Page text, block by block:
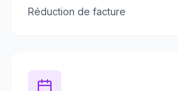
Réduction de facture